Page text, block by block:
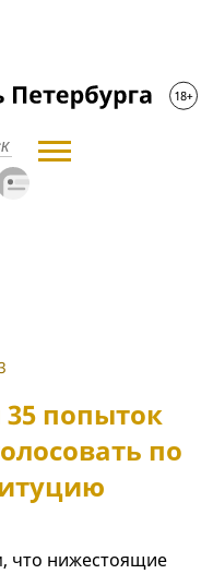
попыток
по
что нижестоящие